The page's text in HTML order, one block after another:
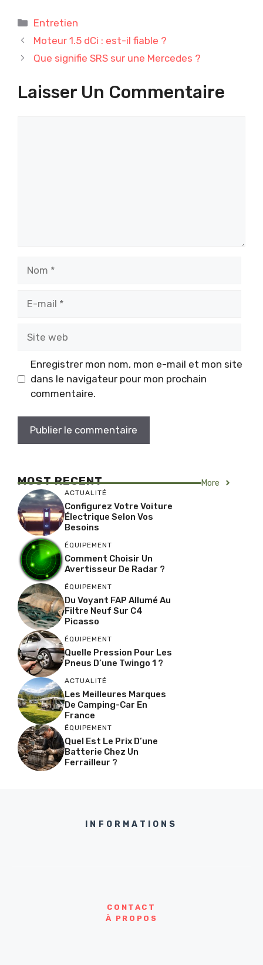
Catégories
Entretien
Moteur 1.5 dCi : est-il fiable ?
Que signifie SRS sur une Mercedes ?
Laisser Un Commentaire
Enregistrer mon nom, mon e-mail et mon site
dans le navigateur pour mon prochain
commentaire.
MOST RECENT More
ACTUALITÉ
Configurez Votre Voiture
Électrique Selon Vos
Besoins
ÉQUIPEMENT
Comment Choisir Un
Avertisseur De Radar ?
ÉQUIPEMENT
Du Voyant FAP Allumé Au
Filtre Neuf Sur C4
Picasso
ÉQUIPEMENT
Quelle Pression Pour Les
Pneus D’une Twingo 1 ?
ACTUALITÉ
Les Meilleures Marques
De Camping-Car En
France
ÉQUIPEMENT
Quel Est Le Prix D’une
Batterie Chez Un
Ferrailleur ?
INFORMATIONS
CONTACT
À PROPOS